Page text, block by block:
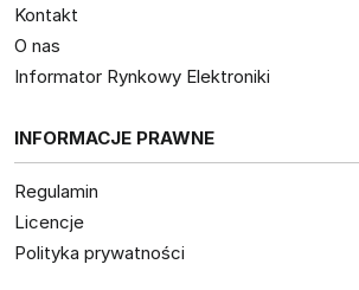
Kontakt
O nas
Informator Rynkowy Elektroniki
INFORMACJE PRAWNE
Regulamin
Licencje
Polityka prywatności